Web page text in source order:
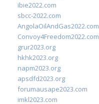
ibie2022.com
sbcc-2022.com
AngolaOilAndGas2022.com
Convoy4Freedom2022.com
grur2023.org
hkhk2023.org
napm2023.org
apsdfd2023.org
forumausape2023.com
imkl2023.com